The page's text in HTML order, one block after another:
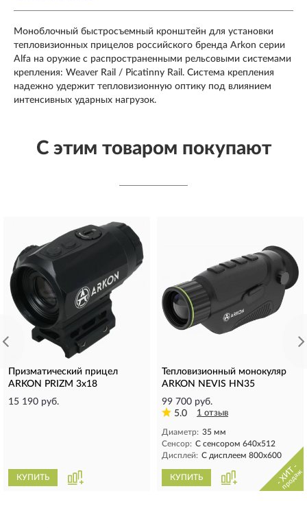
Моноблочный быстросъемный кронштейн для установки
тепловизионных прицелов российского бренда Arkon серии
Alfa на оружие с распространенными рельсовыми системами
крепления: Weaver Rail / Picatinny Rail. Система крепления
надежно удержит тепловизионную оптику под влиянием
интенсивных ударных нагрузок.
С этим товаром покупают
Призматический прицел
ARKON PRIZM 3x18
15 190 руб.
КУПИТЬ
Тепловизионный монокуляр
ARKON NEVIS HN35
99 700 руб.
5.0
1 отзыв
Диаметр: 35 мм
Сенсор: С сенсором 640х512
Дисплей: С дисплеем 800x600
КУПИТЬ - ХИТ -
продаж